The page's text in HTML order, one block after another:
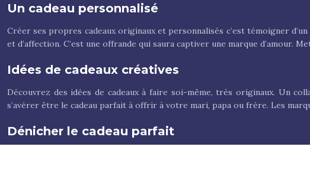
Un cadeau personnalisé
Créer ses propres cadeaux originaux et personnalisés c’est témoigner
et d’affection. C’est une offrande qui saura captiver une marque d’amour.
Idées de cadeaux créatives
Découvrez des idées de cadeaux à faire soi-même, très originaux. Un
s’avérer être le cadeau parfait à offrir à votre mari, papa ou frère. Les
Dénicher le cadeau parfait